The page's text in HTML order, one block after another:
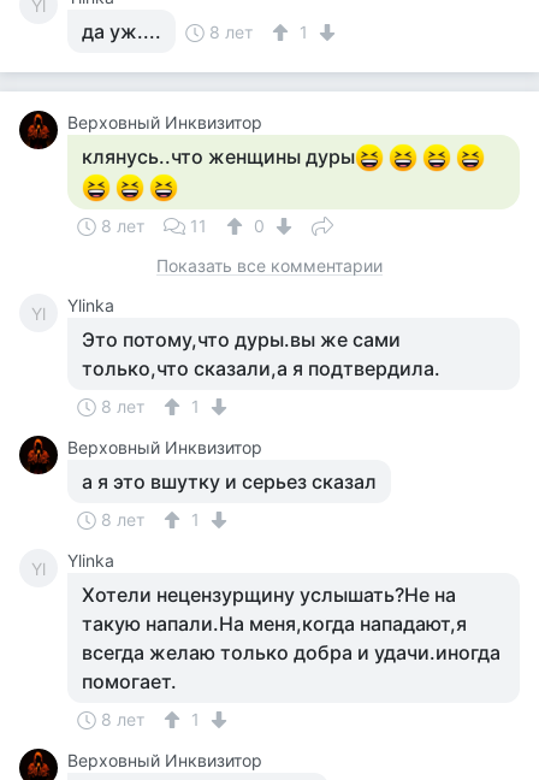
Yl
да уж.... 8 лет 1
Верховный Инквизитор
клянусь..что женщины дуры
8 лет 11
0
Показать все комментарии
Yl Ylinka
Это потому,что дуры.вы же сами
только,что сказали,а я подтвердила.
8 лет
1
Верховный Инквизитор
а я это вшутку и серьез сказал
8 лет 1
Yl Ylinka
Хотели нецензурщину услышать?Не на
такую напали.На меня,когда нападают,я
всегда желаю только добра и удачи.иногда
помогает.
8 лет
1
Верховный Инквизитор